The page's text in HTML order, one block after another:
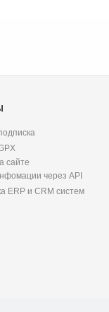
сайте
через API
ERP и CRM систем